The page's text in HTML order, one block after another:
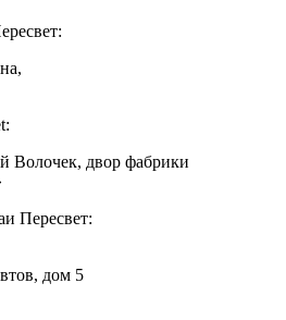
Волочек, двор фабрики
Пересвет:
дом 5